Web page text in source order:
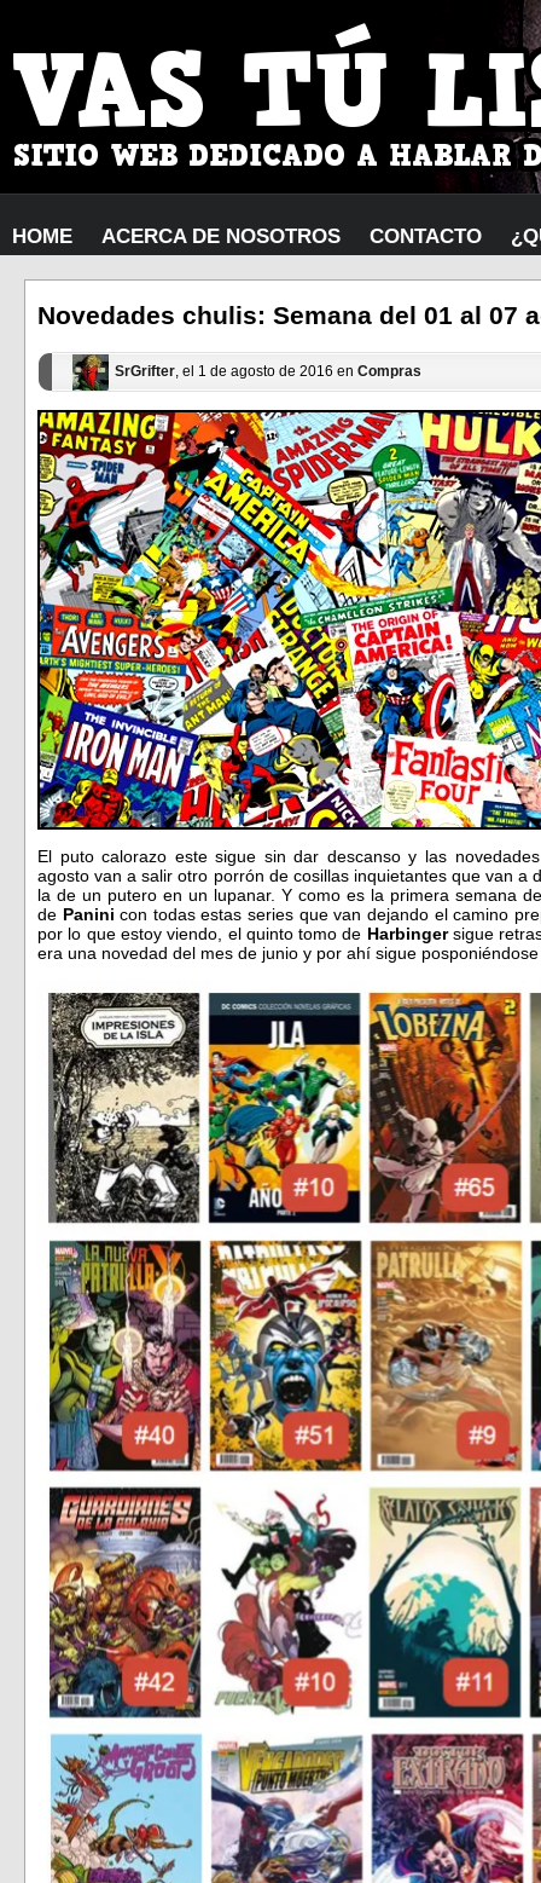
HOME ACERCA DE NOSOTROS CONTACTO
Novedades chulis: Semana del 01 al 07
SrGrifter, el 1 de agosto de 2016 en Compras
El puto calorazo este sigue sin dar descanso y las
agosto van a salir otro porrón de cosillas inquietantes que van a
la de un putero en un lupanar. Y como es la primera semana
de Panini con todas estas series que van dejando el camino
por lo que estoy viendo, el quinto tomo de Harbingersigue
era una novedad del mes de junio y por ahí sigue